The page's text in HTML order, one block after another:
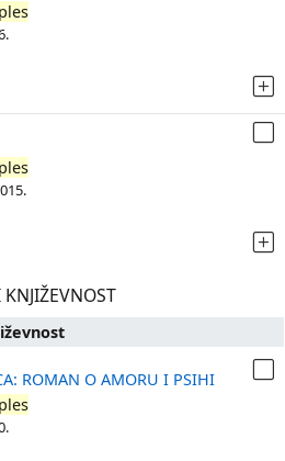
ROMAN O AMORU I PSIHI